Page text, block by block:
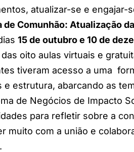
atualizar-se e engajar-
de Comunhão: Atualização
15 de outubro e 10 de
oito aulas virtuais e
tiveram acesso a uma
e estrutura, abarcando as
de Negócios de Impacto
para refletir sobre a
muito com a união e